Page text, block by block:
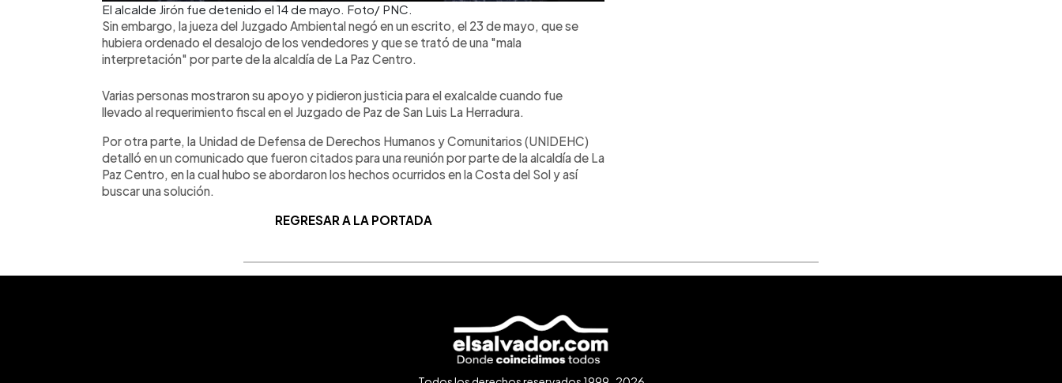
El alcalde Jirón fue detenido el 14 de mayo. Foto/ PNC.
Sin embargo, la jueza del Juzgado Ambiental negó en un escrito, el 23 de mayo, que se
hubiera ordenado el desalojo de los vendedores y que se trató de una "mala
interpretación" por parte de la alcaldía de La Paz Centro.
Varias personas mostraron su apoyo y pidieron justicia para el exalcalde cuando fue
llevado al requerimiento fiscal en el Juzgado de Paz de San Luis La Herradura.
Por otra parte, la Unidad de Defensa de Derechos Humanos y Comunitarios (UNIDEHC)
detalló en un comunicado que fueron citados para una reunión por parte de la alcaldía de La
Paz Centro, en la cual hubo se abordaron los hechos ocurridos en la Costa del Sol y así
buscar una solución.
REGRESAR A LA PORTADA